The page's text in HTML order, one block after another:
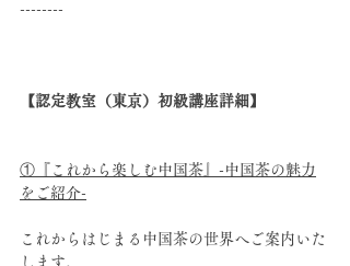
--------
【認定教室（東京）初級講座詳細】
①『これから楽しむ中国茶』-中国茶の魅力
をご紹介-
これからはじまる中国茶の世界へご案内いた
します。